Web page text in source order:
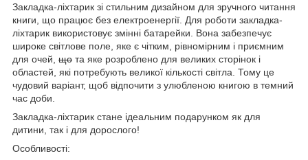
Закладка-ліхтарик зі стильним дизайном для зручного читання
книги, що працює без електроенергії. Для роботи закладка-
ліхтарик використовує змінні батарейки. Вона забезпечує
широке світлове поле, яке є чітким, рівномірним і приємним
для очей, що та яке розроблено для великих сторінок і
областей, які потребують великої кількості світла. Тому це
чудовий варіант, щоб відпочити з улюбленою книгою в темний
час доби.
Закладка-ліхтарик стане ідеальним подарунком як для
дитини, так і для дорослого!
Особливості: